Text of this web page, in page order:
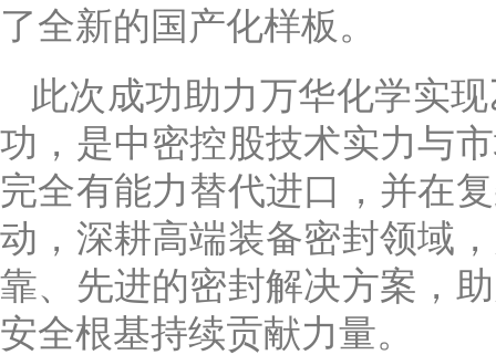
了全新的国产化样板。
此次成功助力万华化学实
功，是中密控股技术实力与
完全有能力替代进口，并在
动，深耕高端装备密封领域
靠、先进的密封解决方案，
安全根基持续贡献力量。